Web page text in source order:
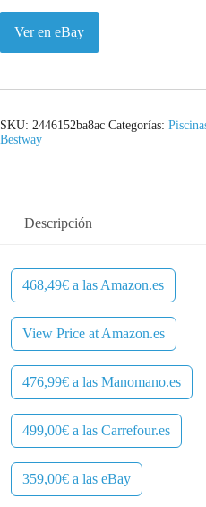
Ver en eBay
SKU: 2446152ba8ac Categorías:
Bestway
Descripción
468,49€ a las Amazon.es
View Price at Amazon.es
476,99€ a las Manomano.es
499,00€ a las Carrefour.es
359,00€ a las eBay